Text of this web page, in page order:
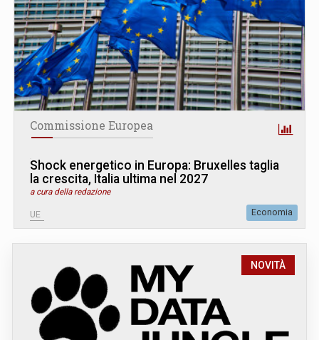
Commissione Europea
Shock energetico in Europa: Bruxelles taglia
la crescita, Italia ultima nel 2027
a cura della redazione
UE Economia
NOVITÀ